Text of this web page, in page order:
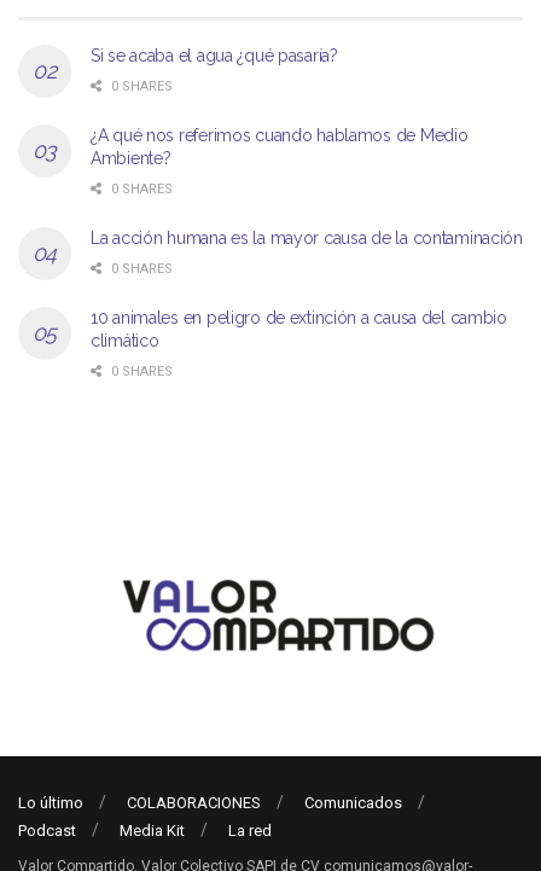
Si se acaba el agua ¿qué pasaría?
0 SHARES
¿A qué nos referimos cuando hablamos de Medio
Ambiente?
0 SHARES
La acción humana es la mayor causa de la contaminación
0 SHARES
10 animales en peligro de extinción a causa del cambio
climático
0 SHARES
Lo último COLABORACIONES
Comunicados
Podcast
Media Kit La red
Valor Compartido. Valor Colectivo SAPI de CV comunicamos@valor-